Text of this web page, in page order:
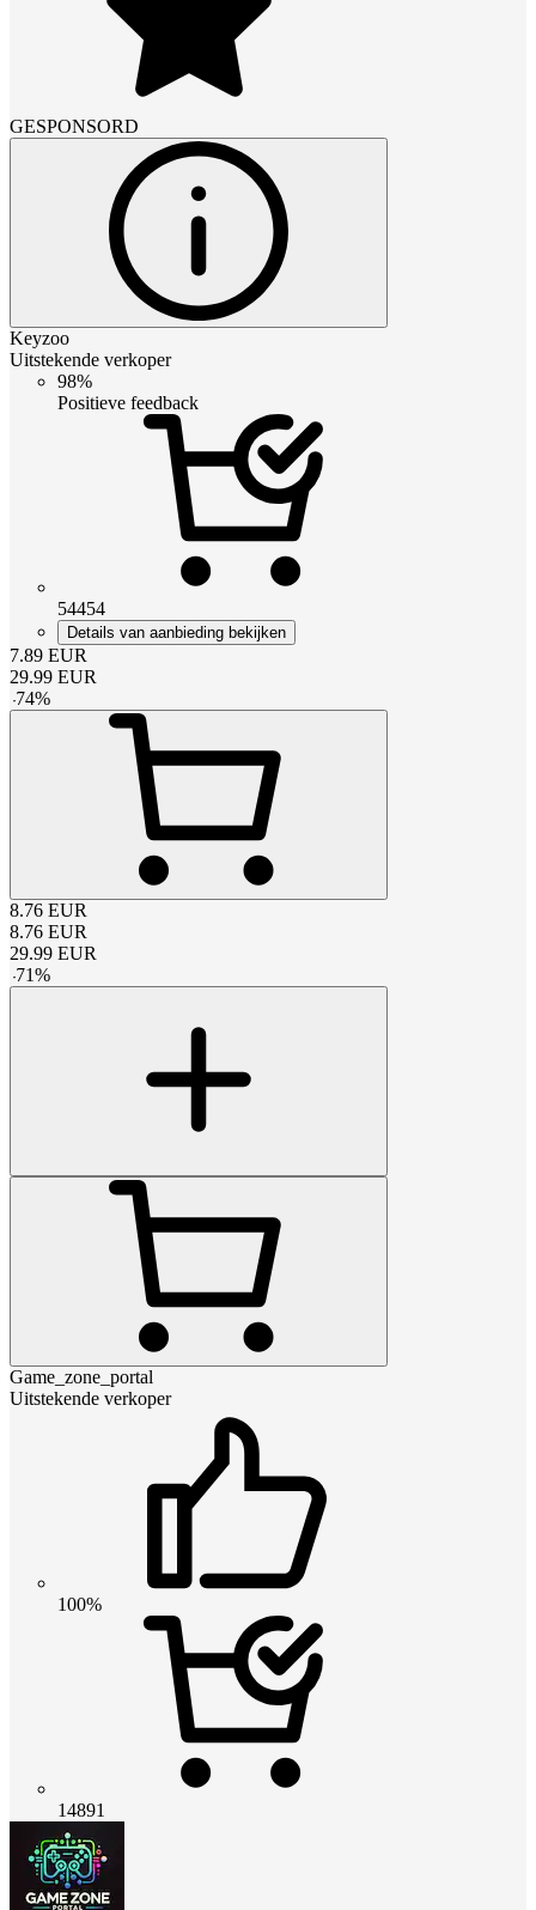
GESPONSORD
Keyzoo
Uitstekende verkoper
98%
Positieve feedback
54454
Details van aanbieding bekijken
7.89 EUR
29.99 EUR
-74%
8.76 EUR
8.76 EUR
29.99 EUR
-71%
Game_zone_portal
Uitstekende verkoper
100%
14891